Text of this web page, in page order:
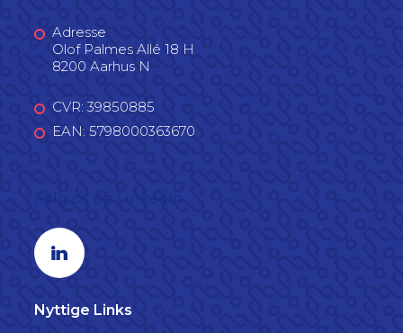
Adresse
Olof Palmes Allé 18 H
8200 Aarhus N
CVR: 39850885
EAN: 5798000363670
Linkedin profil
Nyttige Links